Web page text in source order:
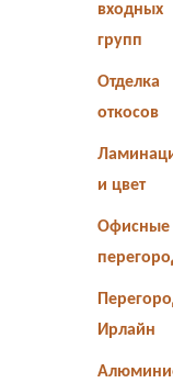
входных
групп
Отделка
откосов
и цвет
Офисные
Ирлайн